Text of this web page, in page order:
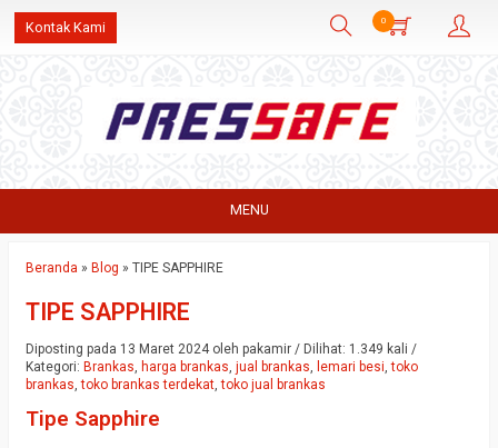
Kontak Kami 0
MENU
Beranda » Blog » TIPE SAPPHIRE
TIPE SAPPHIRE
Diposting pada 13 Maret 2024 oleh pakamir / Dilihat: 1.349 kali /
Kategori: Brankas, harga brankas, jual brankas, lemari besi,toko
brankas,toko brankas terdekat,toko jual brankas
Tipe Sapphire